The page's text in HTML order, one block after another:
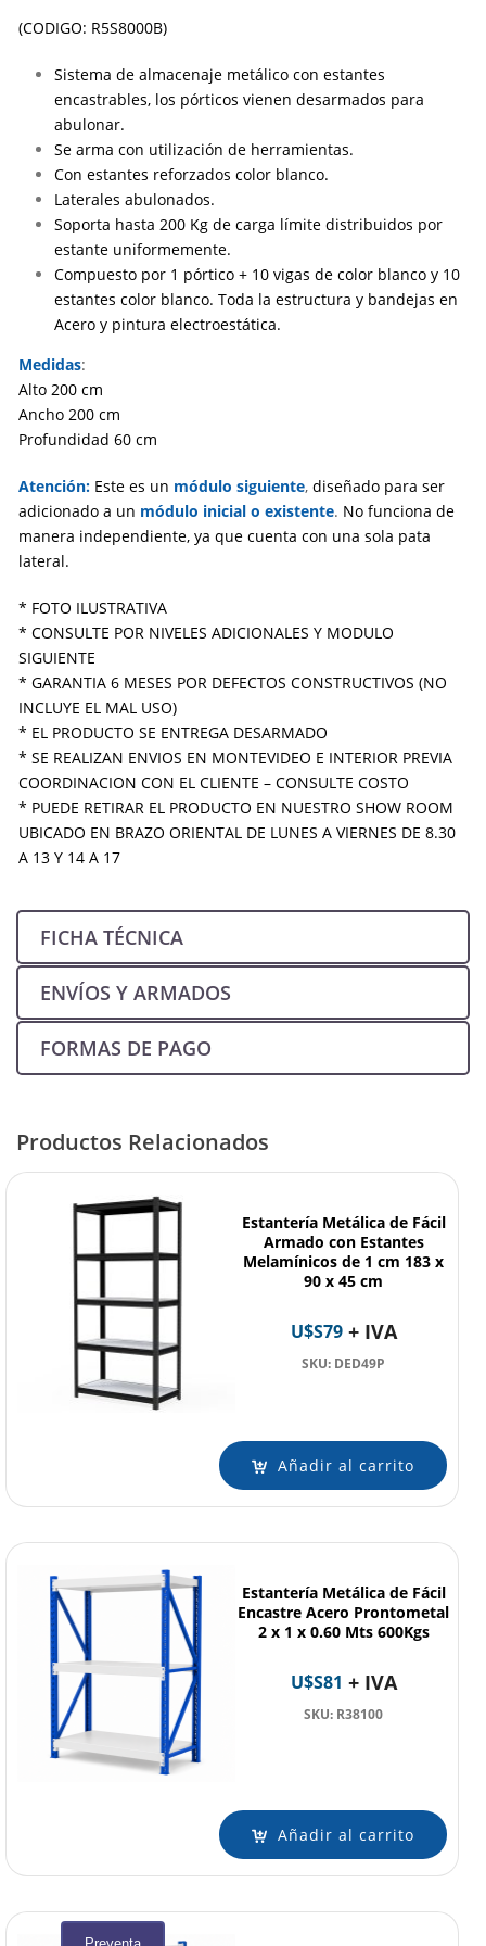
(CODIGO: R5S8000B)
Sistema de almacenaje metálico con estantes
encastrables, los pórticos vienen desarmados para
abulonar.
Se arma con utilización de herramientas.
Con estantes reforzados color blanco.
Laterales abulonados.
Soporta hasta 200 Kg de carga límite distribuidos por
estante uniformemente.
Compuesto por 1 pórtico + 10 vigas de color blanco y 10
estantes color blanco. Toda la estructura y bandejas en
Acero y pintura electroestática.
Medidas:
Alto 200 cm
Ancho 200 cm
Profundidad 60 cm
Atención: Este es un módulo siguiente, diseñado para ser
adicionado a un módulo inicial o existente. No funciona de
manera independiente, ya que cuenta con una sola pata
lateral.
* FOTO ILUSTRATIVA
* CONSULTE POR NIVELES ADICIONALES Y MODULO
SIGUIENTE
* GARANTIA 6 MESES POR DEFECTOS CONSTRUCTIVOS (NO
INCLUYE EL MAL USO)
* EL PRODUCTO SE ENTREGA DESARMADO
* SE REALIZAN ENVIOS EN MONTEVIDEO E INTERIOR PREVIA
COORDINACION CON EL CLIENTE – CONSULTE COSTO
* PUEDE RETIRAR EL PRODUCTO EN NUESTRO SHOW ROOM
UBICADO EN BRAZO ORIENTAL DE LUNES A VIERNES DE 8.30
A 13 Y 14 A 17
FICHA TÉCNICA
ENVÍOS Y ARMADOS
FORMAS DE PAGO
Productos Relacionados
Estantería Metálica de Fácil
Armado con Estantes
Melamínicos de 1 cm 183 x
90 x 45 cm
U$S79+ IVA
SKU: DED49P
Añadir al carrito
Estantería Metálica de Fácil
Encastre Acero Prontometal
2 x 1 x 0.60 Mts 600Kgs
U$S81 + IVA
SKU: R38100
Añadir al carrito